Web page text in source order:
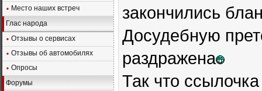
Место наших встреч
Глас народа
Отзывы о сервисах
Отзывы об автомобилях
Опросы
Форумы
закончились
Досудебную
раздражена
Так что